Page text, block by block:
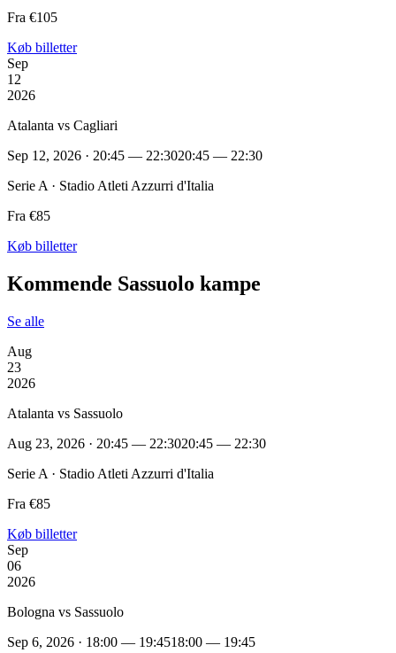
Fra €105
Køb billetter
Sep
12
2026
Atalanta vs Cagliari
Sep 12, 2026 · 20:45 — 22:3020:45 — 22:30
Serie A · Stadio Atleti Azzurri d'Italia
Fra €85
Køb billetter
Kommende Sassuolo kampe
Se alle
Aug
23
2026
Atalanta vs Sassuolo
Aug 23, 2026 · 20:45 — 22:3020:45 — 22:30
Serie A · Stadio Atleti Azzurri d'Italia
Fra €85
Køb billetter
Sep
06
2026
Bologna vs Sassuolo
Sep 6, 2026 · 18:00 — 19:4518:00 — 19:45